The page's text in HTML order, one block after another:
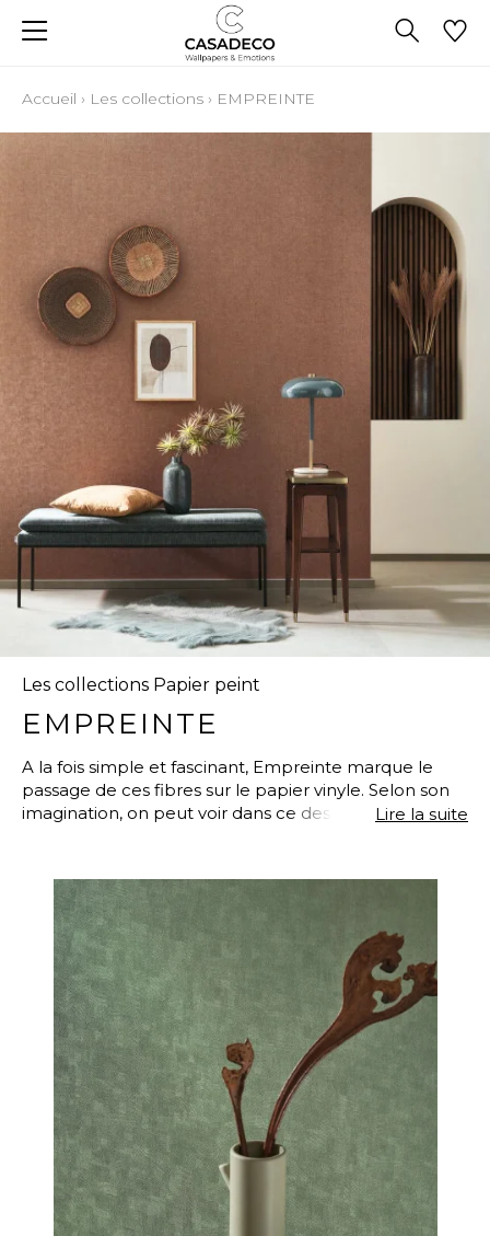
Accueil › Les collections › EMPREINTE
Les collections Papier peint
EMPREINTE
A la fois simple et fascinant, Empreinte marque le
passage de ces fibres sur le papier vinyle. Selon son
imagination, on peut voir dans ce dessin des nervures
style contemporain. Faussement sage et totalement
fascinant, ce vinyle aux 47 couleurs joue la carte de
l’uni sans ennui.
Lire la suite